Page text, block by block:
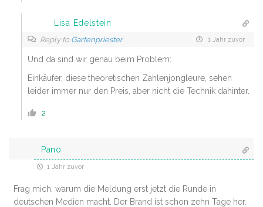
Lisa Edelstein
Reply to Gartenpriester 1 Jahr zuvor
Und da sind wir genau beim Problem:
Einkäufer, diese theoretischen Zahlenjongleure, sehen
leider immer nur den Preis, aber nicht die Technik dahinter.
2
Pano
1 Jahr zuvor
Frag mich, warum die Meldung erst jetzt die Runde in
deutschen Medien macht. Der Brand ist schon zehn Tage her.